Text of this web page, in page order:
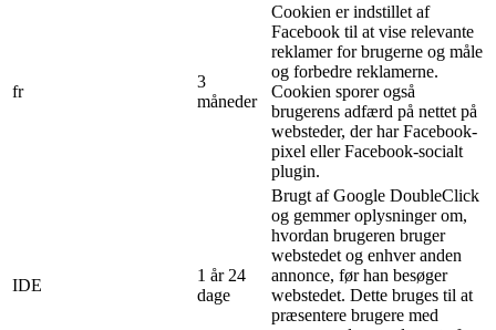
fr
3
måneder
Cookien er indstillet af
Facebook til at vise relevante
reklamer for brugerne og måle
og forbedre reklamerne.
Cookien sporer også
brugerens adfærd på nettet på
websteder, der har Facebook-
pixel eller Facebook-socialt
plugin.
IDE
1 år 24
dage
Brugt af Google DoubleClick
og gemmer oplysninger om,
hvordan brugeren bruger
webstedet og enhver anden
annonce, før han besøger
webstedet. Dette bruges til at
præsentere brugere med